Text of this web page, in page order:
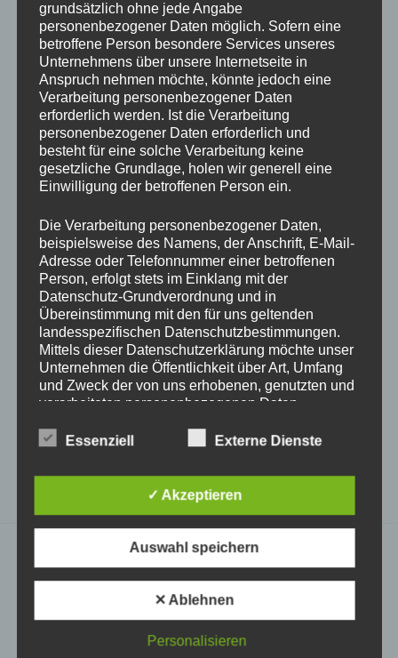
Beitragsnavigation
Vorheriger
Beitrag
ZURÜCK
Chaya und Dark Sky zu Besuch bei der “Oma und
Tante” (2023)
SUCHE
Suche
nach:
[print_link]
oder mobil per QR-Code:
[wpqr-code]
BEITRÄGE NACH KATEGORIE
Beiträge
nach
GESCHÄFTSZEITEN & INFO
grundsätzlich ohne jede Angabe
personenbezogener Daten möglich. Sofern eine
betroffene Person besondere Services unseres
Unternehmens über unsere Internetseite in
Anspruch nehmen möchte, könnte jedoch eine
Verarbeitung personenbezogener Daten
erforderlich werden. Ist die Verarbeitung
personenbezogener Daten erforderlich und
besteht für eine solche Verarbeitung keine
gesetzliche Grundlage, holen wir generell eine
Einwilligung der betroffenen Person ein.
Die Verarbeitung personenbezogener Daten,
beispielsweise des Namens, der Anschrift, E-Mail-
Adresse oder Telefonnummer einer betroffenen
Person, erfolgt stets im Einklang mit der
Datenschutz-Grundverordnung und in
Übereinstimmung mit den für uns geltenden
landesspezifischen Datenschutzbestimmungen.
Mittels dieser Datenschutzerklärung möchte unser
Unternehmen die Öffentlichkeit über Art, Umfang
und Zweck der von uns erhobenen, genutzten und
verarbeiteten personenbezogenen Daten
mittels dieser Datenschutzerklärung über die ihnen
Wir haben als für die Verarbeitung Verantwortlicher
zahlreiche technische und organisatorische
Maßnahmen umgesetzt, um einen möglichst
lückenlosen Schutz der über diese Internetseite
verarbeiteten personenbezogenen Daten
sicherzustellen. Dennoch können Internetbasierte
Datenübertragungen grundsätzlich
Sicherheitslücken aufweisen, sodass ein absoluter
Schutz nicht gewährleistet werden kann. Aus
Essenziell Externe Dienste
✓ Akzeptieren
Auswahl speichern
✕ Ablehnen
Personalisieren